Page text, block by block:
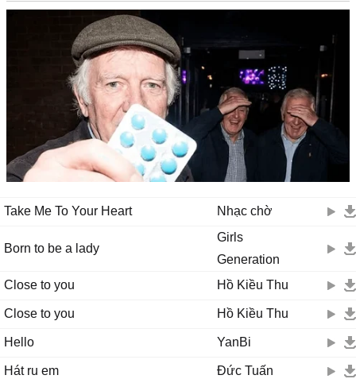
Take Me To Your Heart Nhạc chờ
Born to be a lady
Girls
Generation
Close to you
Hồ Kiều Thu
Close to you Hồ Kiều Thu
Hello YanBi
Hát ru em Đức Tuấn